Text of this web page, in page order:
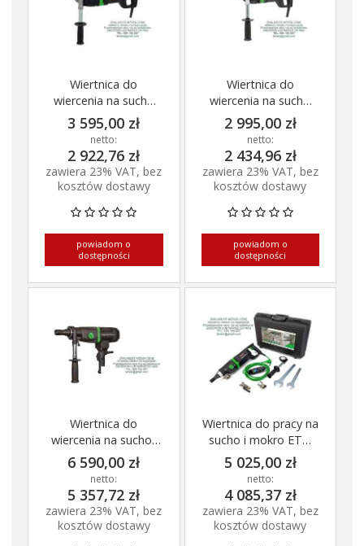
Wiertnica do
wiercenia na sucho
EHD 2000 S
3 595,00 zł
netto:
2 922,76 zł
zawiera 23% VAT, bez
kosztów dostawy
powiadom o
dostępności
Wiertnica do
wiercenia na sucho
EHD 1801 z miękkim
udarem
2 995,00 zł
netto:
2 434,96 zł
zawiera 23% VAT, bez
kosztów dostawy
powiadom o
dostępności
Wiertnica do
wiercenia na sucho/
mokro PLD 182.1 NT
6 590,00 zł
netto:
5 357,72 zł
zawiera 23% VAT, bez
kosztów dostawy
Wiertnica do pracy na
sucho i mokro ETN
162/3
5 025,00 zł
netto:
4 085,37 zł
zawiera 23% VAT, bez
kosztów dostawy